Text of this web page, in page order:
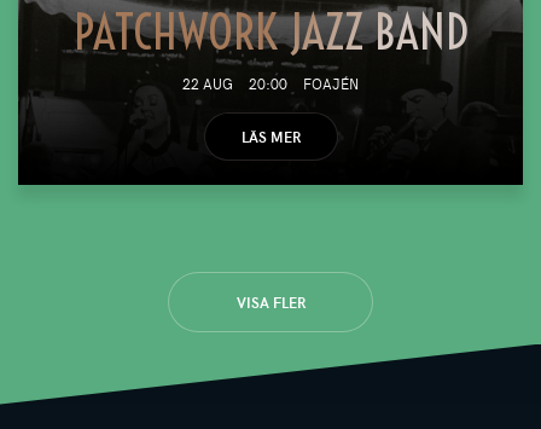
PATCHWORK JAZZ BAND
22 AUG 20:00 FOAJÉN
LÄS MER
VISA FLER